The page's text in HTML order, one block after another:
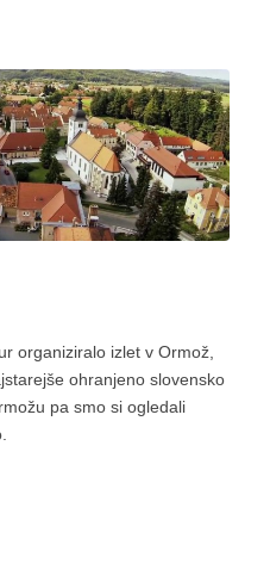
organiziralo izlet v Ormož,
ohranjeno slovensko
pa smo si ogledali